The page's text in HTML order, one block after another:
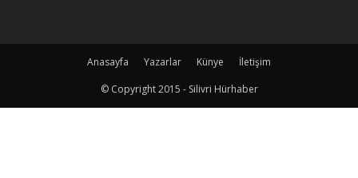
Anasayfa Yazarlar Künye
İletişim
© Copyright 2015 - Silivri Hürhaber